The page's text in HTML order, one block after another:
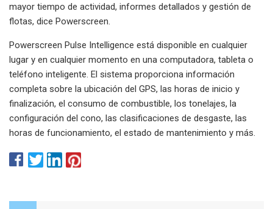
mayor tiempo de actividad, informes detallados y gestión de
flotas, dice Powerscreen.
Powerscreen Pulse Intelligence está disponible en cualquier
lugar y en cualquier momento en una computadora, tableta o
teléfono inteligente. El sistema proporciona información
completa sobre la ubicación del GPS, las horas de inicio y
finalización, el consumo de combustible, los tonelajes, la
configuración del cono, las clasificaciones de desgaste, las
horas de funcionamiento, el estado de mantenimiento y más.